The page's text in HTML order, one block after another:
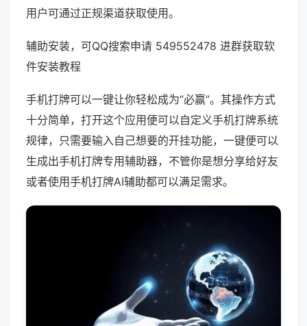
用户可通过正规渠道获取使用。
辅助安装，可QQ搜索申请 549552478 进群获取软
件安装教程
手机打牌可以一键让你轻松成为“必赢”。其操作方式
十分简单，打开这个应用便可以自定义手机打牌系统
规律，只需要输入自己想要的开挂功能，一键便可以
生成出手机打牌专用辅助器，不管你是想分享给好友
或者使用手机打牌AI辅助都可以满足需求。